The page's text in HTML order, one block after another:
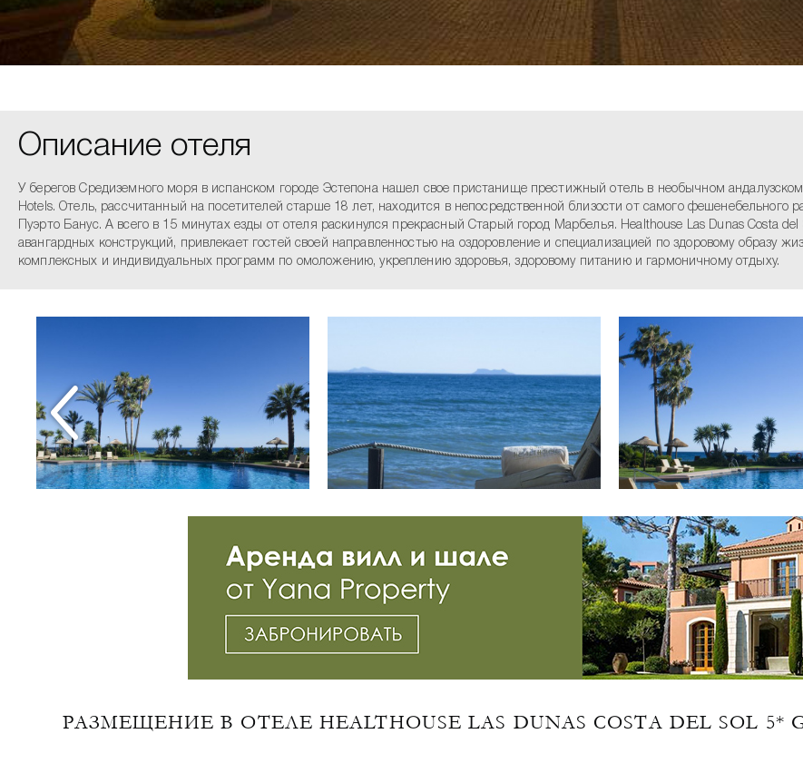
Описание отеля
У берегов Средиземного моря в испанском городе Эстепона нашел свое пристанище престижный отель в необычном
Hotels. Отель, рассчитанный на посетителей старше 18 лет, находится в непосредственной близости от самого
Пуэрто Банус. А всего в 15 минутах езды от отеля раскинулся прекрасный Старый город Марбелья. Healthouse Las Dunas Costa
авангардных конструкций, привлекает гостей своей направленностью на оздоровление и специализацией по здоровому образу
комплексных и индивидуальных программ по омоложению, укреплению здоровья, здоровому питанию и гармоничному отдыху.
РАЗМЕЩЕНИЕ В ОТЕЛЕ HEALTHOUSE LAS DUNAS COSTA DEL SOL 5*